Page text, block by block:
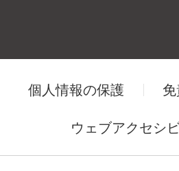
個人情報の保護
ウェブアクセシ